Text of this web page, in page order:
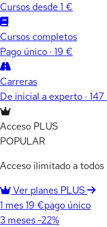
Cursos desde 1 €
Cursos completos
Pago único · 19 €
Carreras
De inicial a experto ·
Acceso PLUS
POPULAR
Acceso ilimitado a
Ver planes PLUS
1 mes19 €pago único
3 meses -22%